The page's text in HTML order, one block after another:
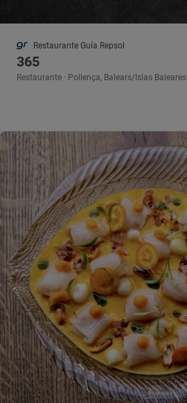
Restaurante Guía Repsol
365
Restaurante · Pollença, Balears/Islas Baleares